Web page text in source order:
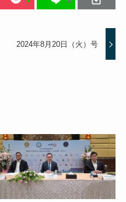
2024年8月20日（火）号